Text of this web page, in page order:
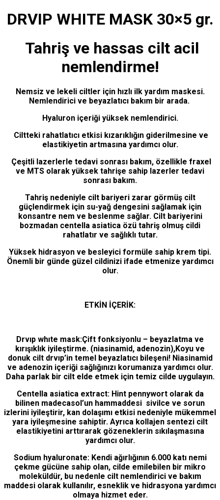
DRVIP WHITE MASK 30×5 gr.
Tahriş ve hassas cilt acil
nemlendirme!
Nemsiz ve lekeli ciltler için hızlı ilk yardım maskesi.
Nemlendirici ve beyazlatıcı bakım bir arada.
Hyaluron içeriği yüksek nemlendirici.
Ciltteki rahatlatıcı etkisi kızarıklığın giderilmesine ve
elastikiyetin artmasına yardımcı olur.
Çeşitli lazerlerle tedavi sonrası bakım, özellikle fraxel
ve MTS olarak yüksek tahrişe sahip lazerler tedavi
sonrası bakım.
Tahriş nedeniyle cilt bariyeri zarar görmüş cilt
güçlendirmek için su-yağ dengesini sağlamak için
konsantre nem ve beslenme sağlar. Cilt bariyerini
bozmadan centella asiatica özü tahriş olmuş cildi
rahatlatır ve sağlıklı tutar.
Yüksek hidrasyon ve besleyici formüle sahip krem ​​tipi.
Önemli bir günde güzel cildinizi ifade etmenize yardımcı
olur.
ETKİN İÇERİK:
Drvıp whıte mask:Çift fonksiyonlu – beyazlatma ve
kırışıklık iyileştirme. (niasinamid, adenozin),Koyu ve
donuk cilt drvıp’in temel beyazlatıcı bileşeni! Niasinamid
ve adenozin içeriği sağlığınızı korumanıza yardımcı olur.
Daha parlak bir cilt elde etmek için temiz cilde uygulayın.
Centella asiatica extract: Hint pennywort olarak da
bilinen madecasol’un hammaddesi sivilce ve sorun
izlerini iyileştirir, kan dolaşımı etkisi nedeniyle mükemmel
yara iyileşmesine sahiptir. Ayrıca kollajen sentezi cilt
elastikiyetini arttırarak gözeneklerin sıkılaşmasına
yardımcı olur.
Sodium hyaluronate: Kendi ağırlığının 6.000 katı nemi
çekme gücüne sahip olan, cilde emilebilen bir mikro
moleküldür, bu nedenle cilt nemlendirici ve bakım
maddesi olarak kullanılır, esneklik ve hidrasyona yardımcı
olmaya hizmet eder.